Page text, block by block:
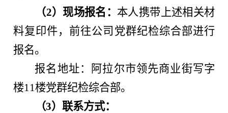
（2）现场报名： 本人携带上述相关材
料复印件，前往公司党群纪检综合部进行
报名。
报名地址：阿拉尔市领先商业街写字
楼11楼党群纪检综合部。
（3）联系方式：